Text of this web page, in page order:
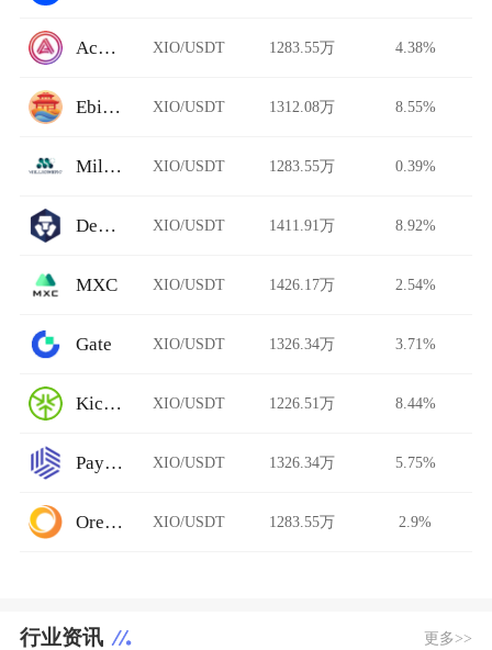
Acala Swap XIO/USDT 1283.55万 4.38%
Ebisu's Bay XIO/USDT 1312.08万 8.55%
Millionero XIO/USDT 1283.55万 0.39%
DeFi Swap XIO/USDT 1411.91万 8.92%
MXC XIO/USDT 1426.17万 2.54%
Gate XIO/USDT 1326.34万 3.71%
KickEX XIO/USDT 1226.51万 8.44%
Paymium XIO/USDT 1326.34万 5.75%
Ore.Bz XIO/USDT 1283.55万 2.9%
行业资讯 更多>>